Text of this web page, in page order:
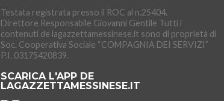
Testata registrata presso il ROC al n.25404.
Direttore Responsabile Giovanni Gentile Tutti i
contenuti de lagazzettamessinese.it sono di proprietà di
Soc. Cooperativa Sociale “COMPAGNIA DEI SERVIZI”
P.I. 03175420839.
SCARICA L'APP DE
LAGAZZETTAMESSINESE.IT